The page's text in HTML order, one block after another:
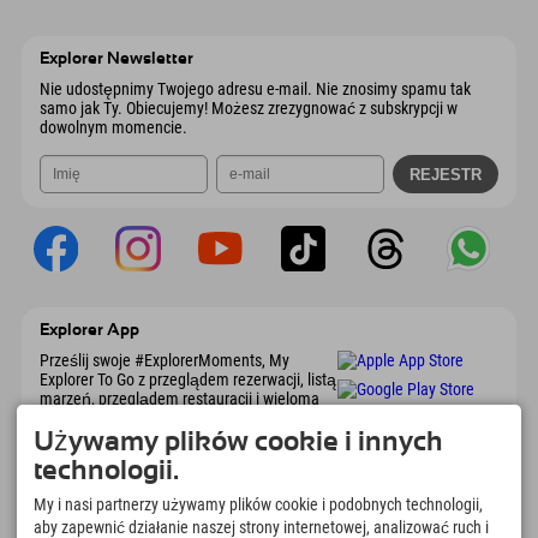
Explorer Newsletter
Nie udostępnimy Twojego adresu e-mail. Nie znosimy spamu tak
samo jak Ty. Obiecujemy! Możesz zrezygnować z subskrypcji w
dowolnym momencie.
Explorer App
Prześlij swoje #ExplorerMoments, My
Explorer To Go z przeglądem rezerwacji, listą
marzeń, przeglądem restauracji i wieloma
Czas na chwile odkrywcy
166 4.634km
Używamy plików cookie i innych
technologii.
My i nasi partnerzy używamy plików cookie i podobnych technologii,
aby zapewnić działanie naszej strony internetowej, analizować ruch i